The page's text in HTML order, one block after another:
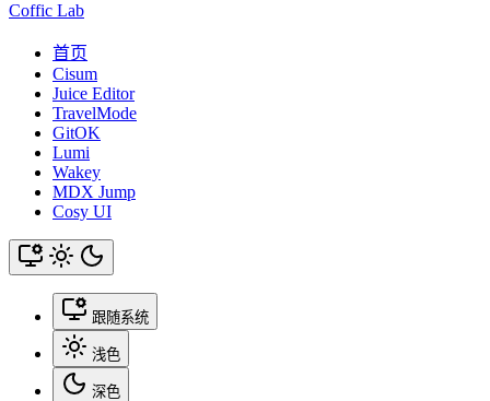
Coffic Lab
首页
Cisum
Juice Editor
TravelMode
GitOK
Lumi
Wakey
MDX Jump
Cosy UI
跟随系统
浅色
深色